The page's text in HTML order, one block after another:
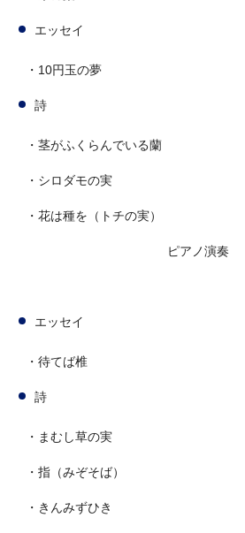
エッセイ
・10円玉の夢
詩
・茎がふくらんでいる蘭
・シロダモの実
・花は種を（トチの実）
ピアノ演奏
エッセイ
・待てば椎
詩
・まむし草の実
・指（みぞそば）
・きんみずひき